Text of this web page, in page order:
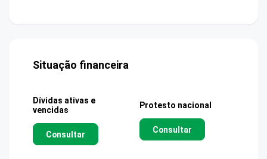
Situação financeira
Dívidas ativas e
vencidas
Consultar
Protesto nacional
Consultar